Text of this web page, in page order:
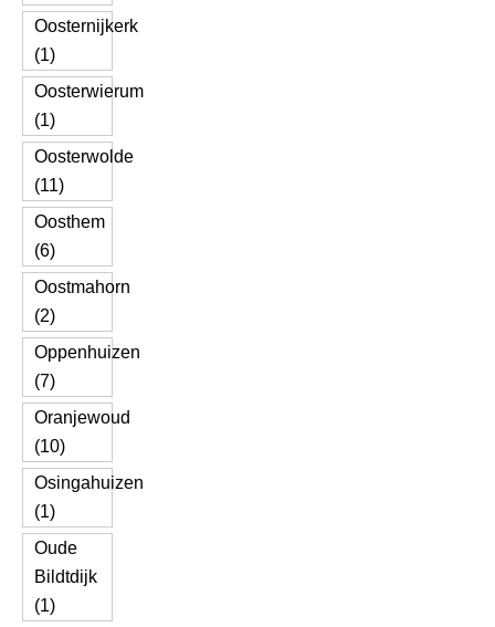
Oosternijkerk
(1)
Oosterwierum
(1)
Oosterwolde
(11)
Oosthem
(6)
Oostmahorn
(2)
Oppenhuizen
(7)
Oranjewoud
(10)
Osingahuizen
(1)
Oude
Bildtdijk
(1)